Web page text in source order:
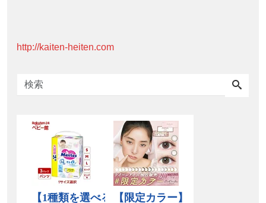
http://kaiten-heiten.com